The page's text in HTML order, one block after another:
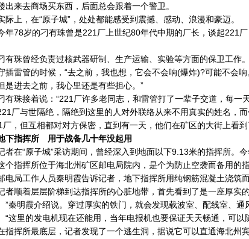
出来去商场买东西，后面总会跟着一个警卫。
上，在“原子城”，处处都能感受到震撼、感动、浪漫和豪迈。
78岁的刁有珠曾是221厂上世纪80年代中期的厂长，谈起221厂
珠曾经负责过核武器研制、生产运输、实验等方面的保卫工作
插雷管的时候，“去之前，我也想，它会不会响(爆炸)?可能不会
是进去之前，我心里还是有些担心。”
珠接着说：“221厂许多老同志，和雷管打了一辈子交道，每一
与世隔绝，隔绝到这里的人对外联络从来不用真实的姓名，而
厂，但互相都对对方保密，直到有一天，他们在矿区的大街上看
下指挥所 用于战备几十年没起用
在“原子城”采访期间，曾经深入到地面以下9.13米的指挥所。
个指挥所位于海北州矿区邮电局院内，是个为防止空袭而备用的指
局工作人员秦明霞告诉记者，地下指挥所用纯钢筋混凝土浇筑而
顺着层层阶梯到达指挥所的心脏地带，首先看到了是一座厚实
”秦明霞介绍说。穿过厚实的铁门，就会发现载波室、配线室、
“这里的发电机现在还能用，当年电报机也要保证天天畅通，可以
挥所最底层，记者发现了一个逃生洞，据说它可以直通海北州宾